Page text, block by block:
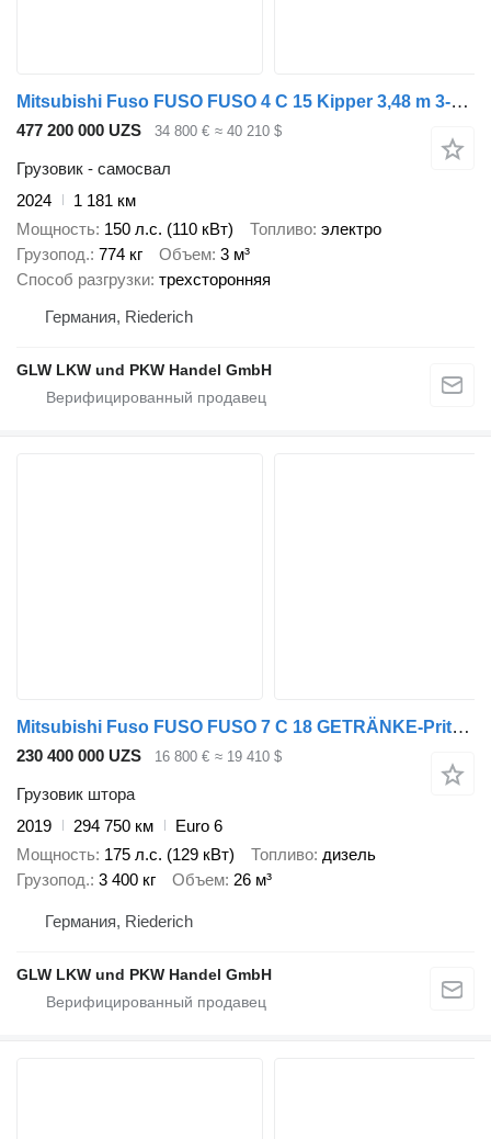
Mitsubishi Fuso FUSO FUSO 4 C 15 Kipper 3,48 m 3-Sitzer*ORIGINAL KM
477 200 000 UZS 34 800 € ≈ 40 210 $
Грузовик - самосвал
2024
1 181 км
Мощность 150 л.с. (110 кВт) Топливо электро
Грузопод. 774 кг Объем 3 м³
Способ разгрузки трехсторонняя
Германия, Riederich
GLW LKW und PKW Handel GmbH
Mitsubishi Fuso FUSO FUSO 7 C 18 GETRÄNKE-Pritsche 4,35 m LBW BÄR 1 T
230 400 000 UZS 16 800 € ≈ 19 410 $
Грузовик штора
2019
294 750 км
Euro 6
Мощность 175 л.с. (129 кВт) Топливо дизель
Грузопод. 3 400 кг Объем 26 м³
Германия, Riederich
GLW LKW und PKW Handel GmbH